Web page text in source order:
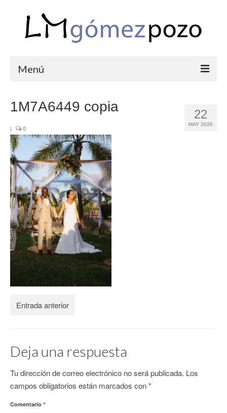
Menú
COMUNIONES
CORPORATIVAS
SEMANA SANTA
BLOG
SOBRE LM
CONTACTO
22
MAY 2026
1M7A6449 copia
| 0
Entrada anterior
Deja una respuesta
Tu dirección de correo electrónico no será publicada. Los
campos obligatorios están marcados con*
Comentario *